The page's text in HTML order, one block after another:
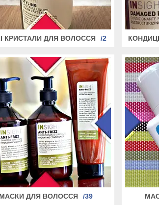
КРИСТАЛИ ДЛЯ ВОЛОССЯ 2
МАСКИ ДЛЯ ВОЛОССЯ 39